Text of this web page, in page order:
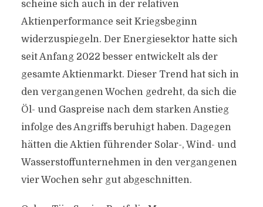
scheine sich auch in der relativen
Aktienperformance seit Kriegsbeginn
widerzuspiegeln. Der Energiesektor hatte sich
seit Anfang 2022 besser entwickelt als der
gesamte Aktienmarkt. Dieser Trend hat sich in
den vergangenen Wochen gedreht, da sich die
Öl- und Gaspreise nach dem starken Anstieg
infolge des Angriffs beruhigt haben. Dagegen
hätten die Aktien führender Solar-, Wind- und
Wasserstoffunternehmen in den vergangenen
vier Wochen sehr gut abgeschnitten.